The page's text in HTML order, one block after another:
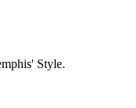
Style.